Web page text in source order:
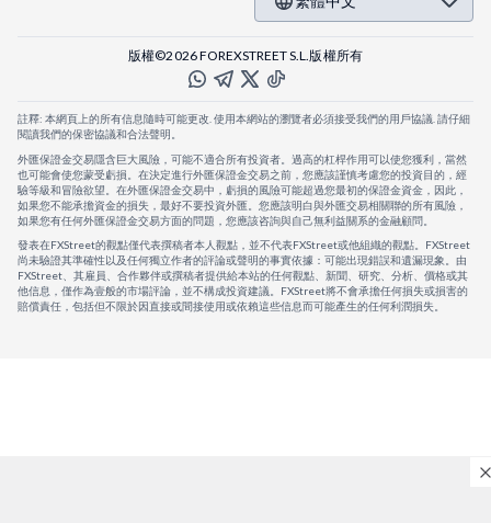
版權©2026 FOREXSTREET S.L.版權所有
註釋: 本網頁上的所有信息隨時可能更改. 使用本網站的瀏覽者必須接受我們的用戶協議. 請仔細
閱讀我們的保密協議和合法聲明。
外匯保證金交易隱含巨大風險，可能不適合所有投資者。過高的杠桿作用可以使您獲利，當然
也可能會使您蒙受虧損。在決定進行外匯保證金交易之前，您應該謹慎考慮您的投資目的，經
驗等級和冒險欲望。在外匯保證金交易中，虧損的風險可能超過您最初的保證金資金，因此，
如果您不能承擔資金的損失，最好不要投資外匯。您應該明白與外匯交易相關聯的所有風險，
如果您有任何外匯保證金交易方面的問題，您應該咨詢與自己無利益關系的金融顧問。
發表在FXStreet的觀點僅代表撰稿者本人觀點，並不代表FXStreet或他組織的觀點。FXStreet
尚未驗證其準確性以及任何獨立作者的評論或聲明的事實依據：可能出現錯誤和遺漏現象。由
FXStreet、其雇員、合作夥伴或撰稿者提供給本站的任何觀點、新聞、研究、分析、價格或其
他信息，僅作為壹般的市場評論，並不構成投資建議。FXStreet將不會承擔任何損失或損害的
賠償責任，包括但不限於因直接或間接使用或依賴這些信息而可能產生的任何利潤損失。